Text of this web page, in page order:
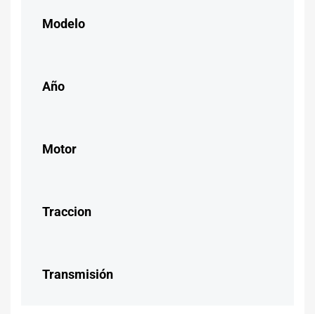
Modelo
Año
Motor
Traccion
Transmisión